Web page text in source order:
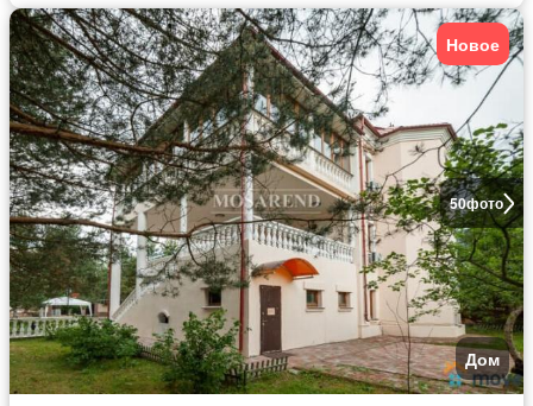
50фото
Новое
Дом